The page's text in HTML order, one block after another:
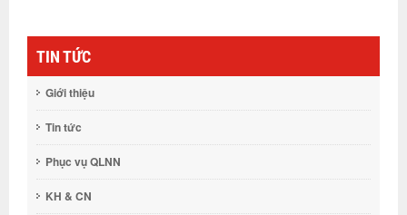
TIN TỨC
Giới thiệu
Tin tức
Phục vụ QLNN
KH & CN